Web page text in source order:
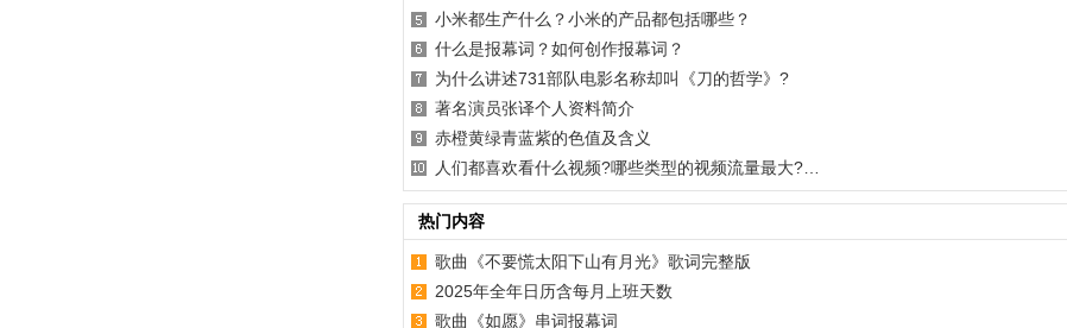
小米都生产什么？小米的产品都包括哪些？
什么是报幕词？如何创作报幕词？
为什么讲述731部队电影名称却叫《刀的哲学》?
著名演员张译个人资料简介
赤橙黄绿青蓝紫的色值及含义
人们都喜欢看什么视频?哪些类型的视频流量最大?…
热门内容
歌曲《不要慌太阳下山有月光》歌词完整版
2025年全年日历含每月上班天数
歌曲《如愿》串词报幕词